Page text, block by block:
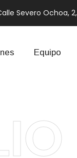
Severo Ochoa,
Equipo